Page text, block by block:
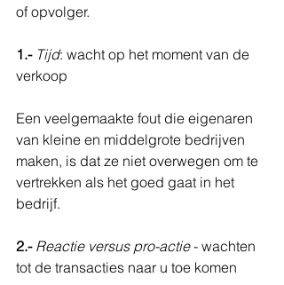
of opvolger.
1.- Tijd: wacht op het moment van de
verkoop
Een veelgemaakte fout die eigenaren
van kleine en middelgrote bedrijven
maken, is dat ze niet overwegen om te
vertrekken als het goed gaat in het
bedrijf.
2.- Reactie versus pro-actie - wachten
tot de transacties naar u toe komen